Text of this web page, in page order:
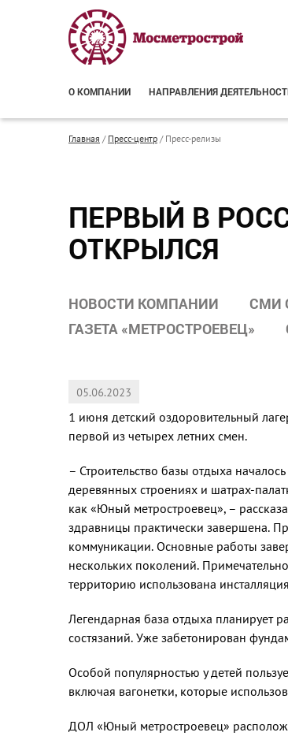
О КОМПАНИИ НАПРАВЛЕНИЯ
Главная / Пресс-центр /Пресс-релизы
ПЕРВЫЙ В
ОТКРЫЛСЯ
НОВОСТИ КОМПАНИИ СМИ
ГАЗЕТА «МЕТРОСТРОЕВЕЦ»
05.06.2023
1 июня детский оздоровительный
первой из четырех летних смен.
– Строительство базы отдыха
деревянных строениях и шатрах-
как «Юный метростроевец», –
здравницы практически завершена.
коммуникации. Основные работы
нескольких поколений.
территорию использована
Легендарная база отдыха планирует
состязаний. Уже забетонирован
Особой популярностью у детей
включая вагонетки, которые
ДОЛ «Юный метростроевец»